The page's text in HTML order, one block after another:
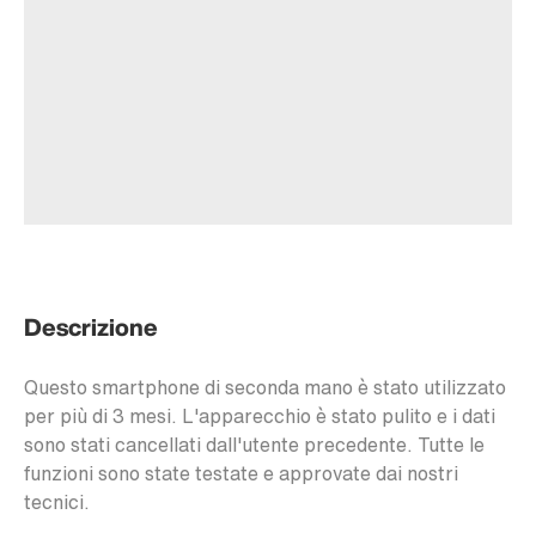
Descrizione
Questo smartphone di seconda mano è stato utilizzato
per più di 3 mesi. L'apparecchio è stato pulito e i dati
sono stati cancellati dall'utente precedente. Tutte le
funzioni sono state testate e approvate dai nostri
tecnici.